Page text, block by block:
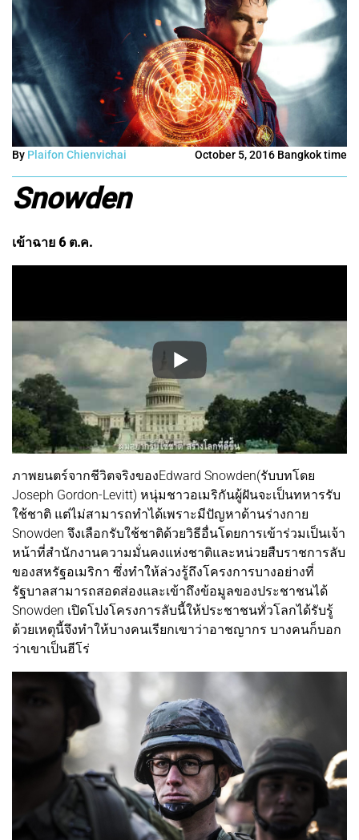
By Plaifon Chienvichai October 5, 2016 Bangkok time
Snowden
เข้าฉาย 6 ต.ค.
ภาพยนตร์จากชีวิตจริงของEdward Snowden(รับบทโดย
Joseph Gordon-Levitt) หนุ่มชาวอเมริกันผู้ฝันจะเป็นทหารรับ
ใช้ชาติ แต่ไม่สามารถทำได้เพราะมีปัญหาด้านร่างกาย
Snowden จึงเลือกรับใช้ชาติด้วยวิธีอื่นโดยการเข้าร่วมเป็นเจ้า
หน้าที่สำนักงานความมั่นคงแห่งชาติและหน่วยสืบราชการลับ
ของสหรัฐอเมริกา ซึ่งทำให้ล่วงรู้ถึงโครงการบางอย่างที่
รัฐบาลสามารถสอดส่องและเข้าถึงข้อมูลของประชาชนได้
Snowden เปิดโปงโครงการลับนี้ให้ประชาชนทั่วโลกได้รับรู้
ด้วยเหตุนี้จึงทำให้บางคนเรียกเขาว่าอาชญากร บางคนก็บอก
ว่าเขาเป็นฮีโร่